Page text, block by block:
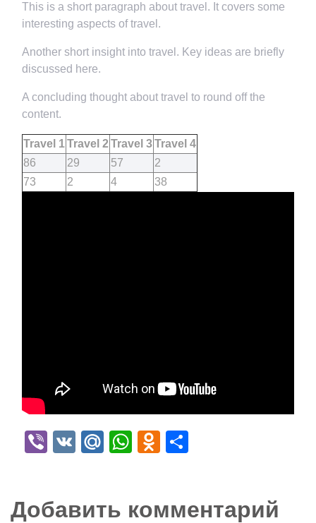
This is a short paragraph about travel. It covers some
interesting aspects of travel.
Another short insight into travel. Key ideas are briefly
discussed here.
A concluding thought about travel to round off the
content.
Travel 1Travel 2 Travel 3Travel 4
86
29 57
2
73
2 4 38
Viber
VK Mail.Ru
WhatsApp
Odnoklassniki
Добавить комментарий